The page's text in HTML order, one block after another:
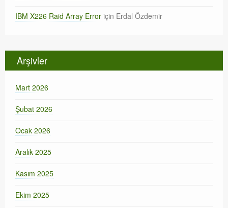
IBM X226 Raid Array Error için Erdal Özdemir
Arşivler
Mart 2026
Şubat 2026
Ocak 2026
Aralık 2025
Kasım 2025
Ekim 2025